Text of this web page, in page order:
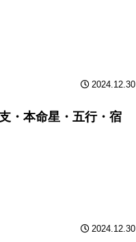
2024.12.30
・本命星・五行・宿
2024.12.30